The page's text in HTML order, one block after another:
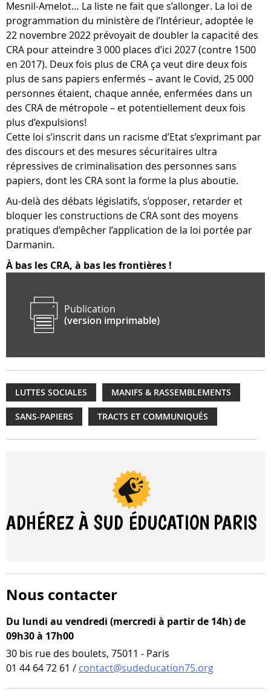
Mesnil-Amelot… La liste ne fait que s’allonger. La loi de
programmation du ministère de l’Intérieur, adoptée le
22 novembre 2022 prévoyait de doubler la capacité des
CRA pour atteindre 3 000 places d’ici 2027 (contre 1500
en 2017). Deux fois plus de CRA ça veut dire deux fois
plus de sans papiers enfermés – avant le Covid, 25 000
personnes étaient, chaque année, enfermées dans un
des CRA de métropole – et potentiellement deux fois
plus d’expulsions!
Cette loi s’inscrit dans un racisme d’Etat s’exprimant par
des discours et des mesures sécuritaires ultra
répressives de criminalisation des personnes sans
papiers, dont les CRA sont la forme la plus aboutie.
Au-delà des débats législatifs, s’opposer, retarder et
bloquer les constructions de CRA sont des moyens
pratiques d’empêcher l’application de la loi portée par
Darmanin.
À bas les CRA, à bas les frontières !
Publication
(version imprimable)
LUTTES SOCIALES MANIFS & RASSEMBLEMENTS
SANS-PAPIERS TRACTS ET COMMUNIQUÉS
ADHÉREZ À SUD ÉDUCATION PARIS
Nous contacter
Du lundi au vendredi (mercredi à partir de 14h) de
09h30 à 17h00
30 bis rue des boulets, 75011 - Paris
01 44 64 72 61 / contact@sudeducation75.org